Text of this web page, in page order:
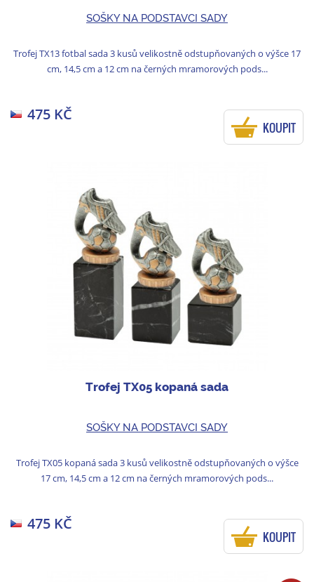
SOŠKY NA PODSTAVCI SADY
Trofej TX13 fotbal sada 3 kusů velikostně odstupňovaných o výšce 17
cm, 14,5 cm a 12 cm na černých mramorových pods...
475 KČ
KOUPIT
Trofej TX05 kopaná sada
SOŠKY NA PODSTAVCI SADY
Trofej TX05 kopaná sada 3 kusů velikostně odstupňovaných o výšce
17 cm, 14,5 cm a 12 cm na černých mramorových pods...
475 KČ
KOUPIT